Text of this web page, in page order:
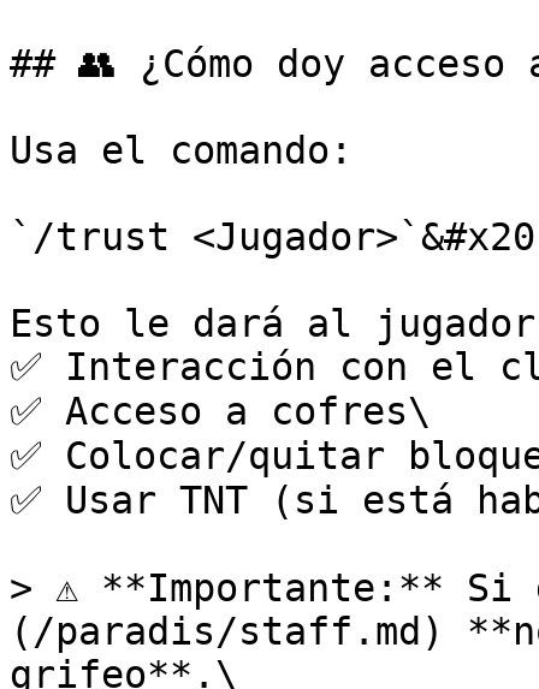
## 👥 ¿Cómo doy acceso
Usa el comando:
`/trust
Esto le dará al
✅ Interacción con el
✅ Acceso a cofres\
✅ Colocar/quitar
✅ Usar TNT (si está
> ⚠️ **Importante:**
(/paradis/staff.md)
grifeo**.\